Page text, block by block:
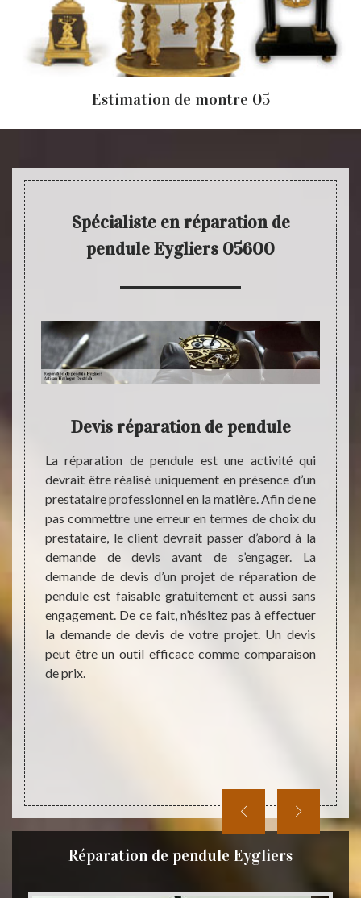
Estimation de montre 05
Spécialiste en réparation de
pendule Eygliers 05600
bon
Devis réparation de pendule
La réparation de pendule est une activité qui
devrait être réalisé uniquement en présence d’un
prestataire professionnel en la matière. Afin de ne
pas commettre une erreur en termes de choix du
prestataire, le client devrait passer d’abord à la
demande de devis avant de s’engager. La
demande de devis d’un projet de réparation de
pendule est faisable gratuitement et aussi sans
engagement. De ce fait, n’hésitez pas à effectuer
la demande de devis de votre projet. Un devis
peut être un outil efficace comme comparaison
de prix.
de
de
mise
Réparation de pendule Eygliers